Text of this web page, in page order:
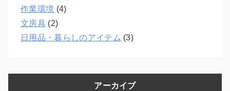
作業環境 (4)
文房具(2)
日用品・暮らしのアイテム (3)
アーカイブ